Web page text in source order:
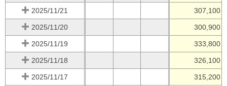
2025/11/21 307,100
2025/11/20 300,900
2025/11/19 333,800
2025/11/18 326,100
2025/11/17 315,200